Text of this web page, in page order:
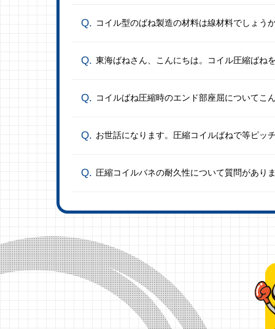
コイル型のばね製造の材料は線材料でしょう
東海ばねさん、こんにちは。コイル圧縮ばね
コイルばね圧縮時のエンド部座屈についてこ
お世話になります。圧縮コイルばねで等ピッ
圧縮コイルバネの耐久性について質問があり